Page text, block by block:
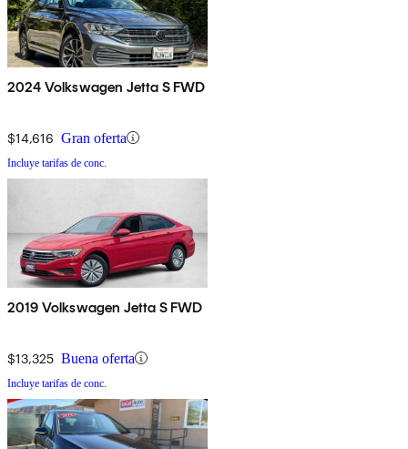
2024 Volkswagen Jetta S FWD
$14,616 Gran oferta
Incluye tarifas de conc.
2019 Volkswagen Jetta S FWD
$13,325 Buena oferta
Incluye tarifas de conc.